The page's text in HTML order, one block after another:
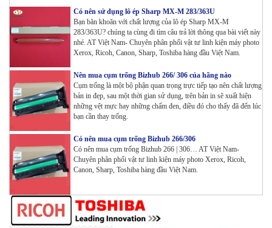
Máy in Laser Đơn năng G&G GP4200DW in Đảo mặt ,
Wifi
Tham Khảo
Máy in Laser Đơn năng G&G GP3300DW in Đảo mặt ,
Wifi
Tham Khảo
Máy in Đa chức năng G&G GM3310DW in , scan ,
Copy , Wifi , Lan
Tham Khảo
3554 | 3055 | 3555 | 4054 | 5054 | 6054 | 4055 | 5055 |
6055 | IM 2500 | IM 3000 | IM 3500 | IM 4000 | IM
5000 | IM 6000_ MP3554_700G_BIASDO
Có nên sử dụng lô ép Sharp MX-M 283/363U
Bạn băn khoăn với chất lượng của lô ép Sharp MX-M
283/363U? chúng ta cùng đi tìm câu trả lời thông qua bài viết này
nhé. AT Việt Nam- Chuyên phân phối vật tư linh kiện máy photo
Xerox, Ricoh, Canon, Sharp, Toshiba hàng đầu Việt Nam.
Nên mua cụm trống Bizhub 266/ 306 của hãng nào
Cụm trống là một bộ phận quan trọng trực tiếp tạo nên chất lượng
bản in đẹp, sau một thời gian sử dụng, trên bản in sẽ xuất hiện
những vệt mực hay những chấm đen, điều đó cho thấy đã đến lúc
bạn cần thay trống.
Có nên mua cụm trống Bizhub 266/306
Có nên mua cụm trống Bizhub 266 | 306… AT Việt Nam-
Chuyên phân phối vật tư linh kiện máy photo Xerox, Ricoh,
Canon, Sharp, Toshiba hàng đầu Việt Nam.